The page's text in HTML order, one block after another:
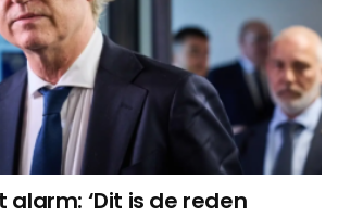
alarm: ‘Dit is de reden